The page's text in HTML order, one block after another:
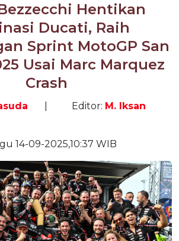
Hentikan
Ducati, Raih
Sprint MotoGP San
Usai Marc Marquez
Crash
Editor: M. Iksan
14-09-2025,10:37 WIB